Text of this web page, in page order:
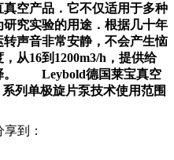
空产品．它不仅适用于多种
究实验的用途．根据几十年
声音非常安静，不会产生恼
从16到1200m3/h，提供给
。 Leybold德国莱宝真空
列单极旋片泵技术使用范围
享到：